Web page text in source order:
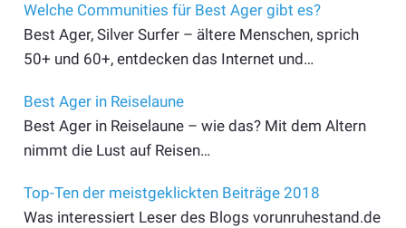
Welche Communities für Best Ager gibt es?
Best Ager, Silver Surfer – ältere Menschen, sprich
50+ und 60+, entdecken das Internet und…
Best Ager in Reiselaune
Best Ager in Reiselaune – wie das? Mit dem Altern
nimmt die Lust auf Reisen…
Top-Ten der meistgeklickten Beiträge 2018
Was interessiert Leser des Blogs vorunruhestand.de